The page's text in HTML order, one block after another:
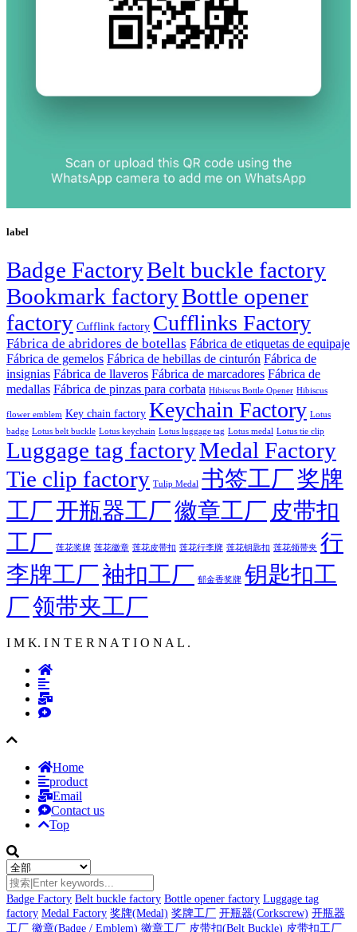
label
Badge FactoryBelt buckle factory
Bookmark factoryBottle opener
factory Cufflink factory Cufflinks Factory
Fábrica de abridores de botellas Fábrica de etiquetas de equipaje
Fábrica de gemelos Fábrica de hebillas de cinturón Fábrica de
insignias Fábrica de llaveros Fábrica de marcadores Fábrica de
medallas Fábrica de pinzas para corbata Hibiscus Bottle Opener Hibiscus
flower emblem Key chain factory Keychain Factory Lotus
badge Lotus belt buckle Lotus keychain Lotus luggage tag Lotus medal Lotus tie clip
Luggage tag factoryMedal Factory
Tie clip factory Tulip Medal 书签工厂奖牌
工厂开瓶器工厂徽章工厂 皮带扣
工厂 莲花奖牌 莲花徽章 莲花皮带扣 莲花行李牌 莲花钥匙扣 莲花领带夹 行
李牌工厂袖扣工厂 郁金香奖牌 钥匙扣工
厂领带夹工厂
I M K. I N T E R N A T I O N A L .
Home
product
Email
Contact us
Top
Badge Factory Belt buckle factory Bottle opener factory Luggage tag
factory Medal Factory 奖牌(Medal) 奖牌工厂 开瓶器(Corkscrew) 开瓶器
工厂 徽章(Badge / Emblem) 徽章工厂 皮带扣(Belt Buckle) 皮带扣工厂